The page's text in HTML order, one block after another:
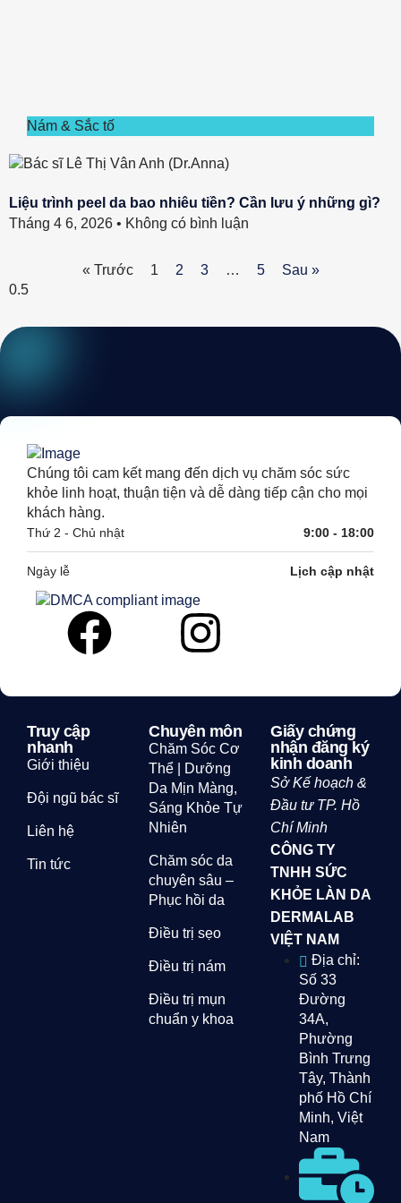
Nám & Sắc tố
Liệu trình peel da bao nhiêu tiền? Cần lưu ý những gì?
Tháng 4 6, 2026
Không có bình luận
« Trước 1 2 3 … 5 Sau »
Chúng tôi cam kết mang đến dịch vụ chăm sóc sức
khỏe linh hoạt, thuận tiện và dễ dàng tiếp cận cho mọi
khách hàng.
Thứ 2 - Chủ nhật 9:00 - 18:00
Ngày lễ Lịch cập nhật
Truy cập
nhanh
Giới thiệu
Đội ngũ bác sĩ
Liên hệ
Tin tức
Chuyên môn
Chăm Sóc Cơ
Thể | Dưỡng
Da Mịn Màng,
Sáng Khỏe Tự
Nhiên
Chăm sóc da
chuyên sâu –
Phục hồi da
Điều trị sẹo
Điều trị nám
Điều trị mụn
chuẩn y khoa
Giấy chứng
nhận đăng ký
kinh doanh
Sở Kế hoạch &
Đầu tư TP. Hồ
Chí Minh
CÔNG TY
TNHH SỨC
KHỎE LÀN DA
DERMALAB
VIỆT NAM
Địa chỉ:
Số 33
Đường
34A,
Phường
Bình Trưng
Tây, Thành
phố Hồ Chí
Minh, Việt
Nam